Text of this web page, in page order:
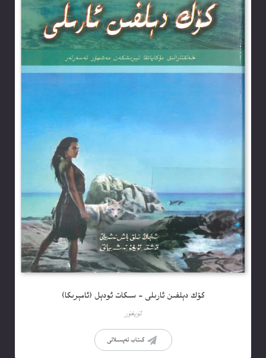
كۆك دېلفىن ئارىلى – سىكات ئودېل (ئامېرىكا)
ئۇيغۇر
كىتاب تەپسىلاتى